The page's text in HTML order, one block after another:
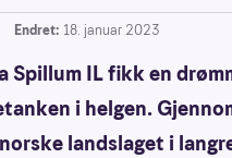
Endret: 18. januar 2023
Spillum IL fikk en
i helgen.
landslaget i